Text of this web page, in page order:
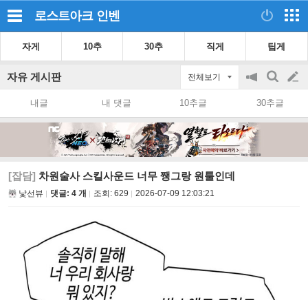
로스트아크 인벤
자게 10추 30추 직게 팁게
자유 게시판 전체보기
공
지
on/off
검
색
글
쓰
내글 내 댓글 10추글 30추글
[잡담] 차원술사 스킬사운드 너무 쨍그랑 원툴인데
낯선뷰 댓글: 4 개 조회: 629 2026-07-09 12:03:21